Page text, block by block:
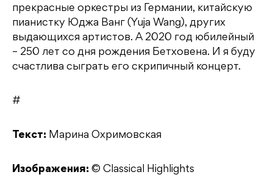
прекрасные оркестры из Германии, китайскую
пианистку Юджа Ванг (Yuja Wang), других
выдающихся артистов. А 2020 год юбилейный
– 250 лет со дня рождения Бетховена. И я буду
счастлива сыграть его скрипичный концерт.
#
Текст: Марина Охримовская
Изображения: © Classical Highlights